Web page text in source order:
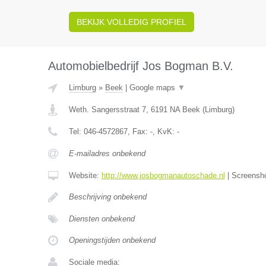
BEKIJK VOLLEDIG PROFIEL
Automobielbedrijf Jos Bogman B.V.
Limburg» Beek| Google maps ▼
Weth. Sangersstraat 7, 6191 NA Beek(Limburg)
Tel: 046-4572867, Fax: -, KvK: -
E-mailadres onbekend
Website: http://www.josbogmanautoschade.nl
Beschrijving onbekend
Diensten onbekend
Openingstijden onbekend
Sociale media: